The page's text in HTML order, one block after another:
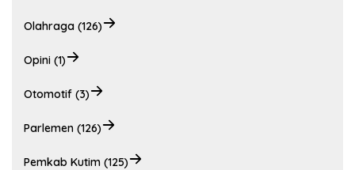
Olahraga (126)
Opini (1)
Otomotif (3)
Parlemen (126)
Pemkab Kutim (125)